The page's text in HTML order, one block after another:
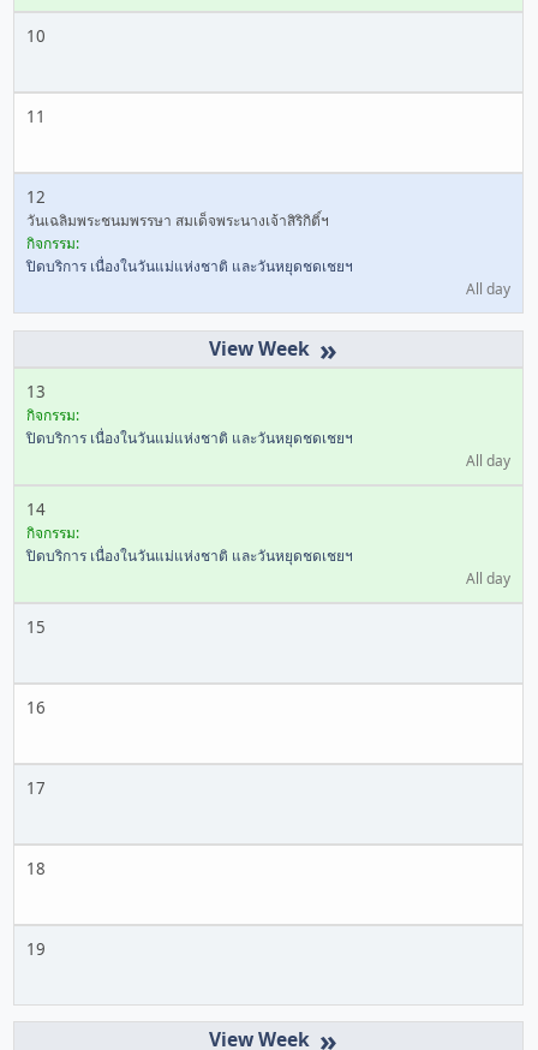
10
11
12
วันเฉลิมพระชนมพรรษา สมเด็จพระนางเจ้าสิริกิติ์ฯ
กิจกรรม:
ปิดบริการ เนื่องในวันแม่แห่งชาติ และวันหยุดชดเชยฯ
All day
»
13
กิจกรรม:
ปิดบริการ เนื่องในวันแม่แห่งชาติ และวันหยุดชดเชยฯ
All day
14
กิจกรรม:
ปิดบริการ เนื่องในวันแม่แห่งชาติ และวันหยุดชดเชยฯ
All day
15
16
17
18
19
»